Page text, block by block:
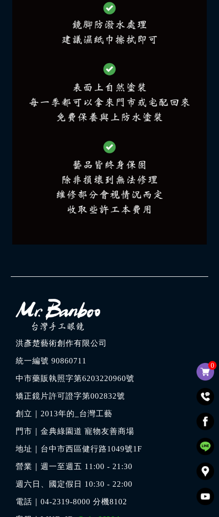
0
洪彥楚藝術創作有限公司
統一編號 90860711
中市藥販執照字第6203220960號
矯正鏡片許可證字第002832號
創立｜2013年的_台灣工藝
門市｜金典綠園道 寵物友善商場
地址｜ 台中市西區健行路1049號1F
營業｜週一至週五 11:00 - 21:30
週六日、國定假日 10:30 - 22:00
電話｜04-2319-8000 分機8102